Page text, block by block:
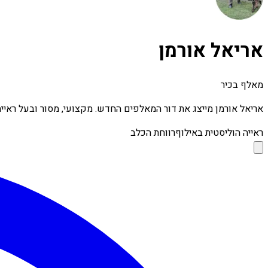
אריאל אורמן
מאלף בכיר
אריאל אורמן מייצג את דור המאלפים החדש. מקצועי, מסור ובעל
ראייה הוליסטית באילוףרווחת הכלב